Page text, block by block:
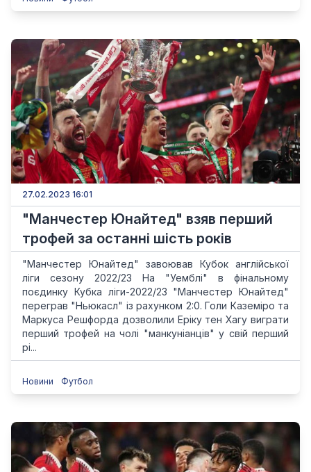
27.02.2023 16:01
"Манчестер Юнайтед" взяв перший
трофей за останні шість років
"Манчестер Юнайтед" завоював Кубок англійської
ліги сезону 2022/23 На "Уемблі" в фінальному
поєдинку Кубка ліги-2022/23 "Манчестер Юнайтед"
переграв "Ньюкасл" із рахунком 2:0. Голи Каземіро та
Маркуса Решфорда дозволили Еріку тен Хагу виграти
перший трофей на чолі "манкуніанців" у свій перший
рі...
Новини Футбол